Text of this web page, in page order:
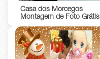
Casa dos Morcegos
Montagem de Foto Grátis